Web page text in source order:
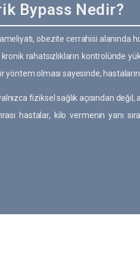
Bypass Nedir?
obezite cerrahisi alanında
rahatsızlıkların kontrolünde
yöntem olması sayesinde,
fiziksel sağlık açısından
hastalar, kilo vermenin yanı